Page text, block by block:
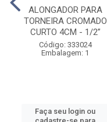
ALONGADOR PARA
TORNEIRA CROMADO
CURTO 4CM - 1/2”
Código: 333024
Embalagem: 1
Faça seu login ou